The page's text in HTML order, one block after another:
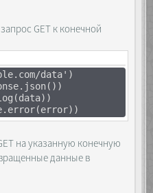
GET к конечной
data')
на указанную конечную
данные в